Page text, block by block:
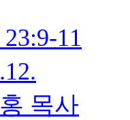
11
목사